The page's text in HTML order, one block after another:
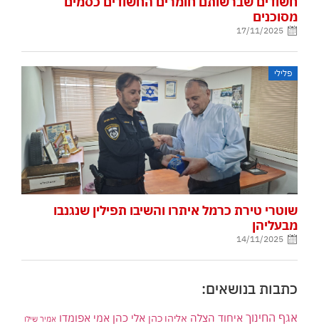
מסוכנים
17/11/2025
פלילי
שוטרי טירת כרמל איתרו והשיבו תפילין שנגנבו
מבעליהן
14/11/2025
כתבות בנושאים:
אגף החינוך איחוד הצלה אליהו כהן אלי כהן אמי אפומדו אמיר שילו